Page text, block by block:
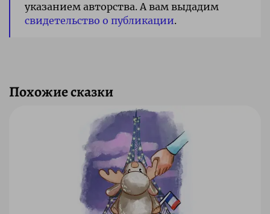
указанием авторства. А вам выдадим
свидетельство о публикации.
Похожие сказки